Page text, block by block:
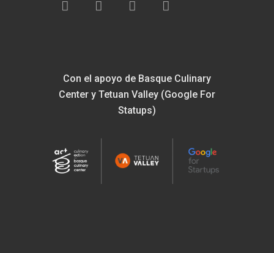
Con el apoyo de Basque Culinary
Center y Tetuan Valley (Google For
Statups)